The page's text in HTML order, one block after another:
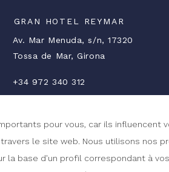
GRAN HOTEL REYMAR
Av. Mar Menuda, s/n, 17320
Tossa de Mar, Girona
+34 972 340 312
reserves@ghreymar.com
HG-000174
COMMENT S’Y RENDRE ?
pour vous, car ils
le site web. Nous utilisons nos
la base d'un profil correspondant à